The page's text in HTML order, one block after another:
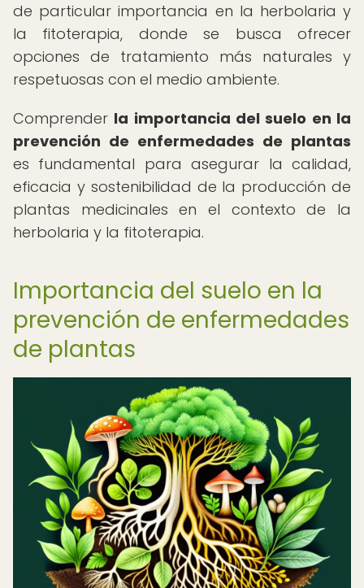
de particular importancia en la herbolaria y
la fitoterapia, donde se busca ofrecer
opciones de tratamiento más naturales y
respetuosas con el medio ambiente.
Comprender la importancia del suelo en la
prevención de enfermedades de plantas
es fundamental para asegurar la calidad,
eficacia y sostenibilidad de la producción de
plantas medicinales en el contexto de la
herbolaria y la fitoterapia.
Importancia del suelo en la
prevención de enfermedades
de plantas